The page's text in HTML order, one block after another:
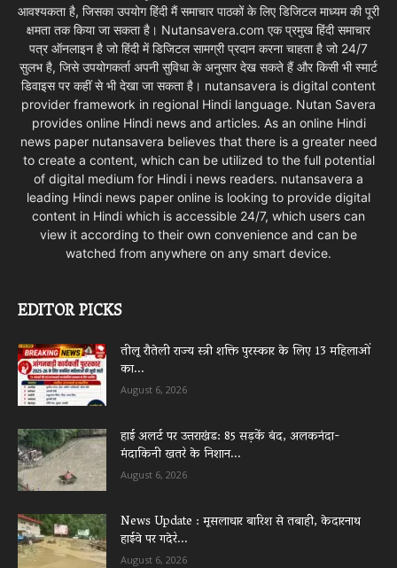
आवश्यकता है, जिसका उपयोग हिंदी मैं समाचार पाठकों के लिए डिजिटल माध्यम की पूरी
क्षमता तक किया जा सकता है। Nutansavera.com एक प्रमुख हिंदी समाचार
पत्र ऑनलाइन है जो हिंदी में डिजिटल सामग्री प्रदान करना चाहता है जो 24/7
सुलभ है, जिसे उपयोगकर्ता अपनी सुविधा के अनुसार देख सकते हैं और किसी भी स्मार्ट
डिवाइस पर कहीं से भी देखा जा सकता है। nutansavera is digital content
provider framework in regional Hindi language. Nutan Savera
provides online Hindi news and articles. As an online Hindi
news paper nutansavera believes that there is a greater need
to create a content, which can be utilized to the full potential
of digital medium for Hindi i news readers. nutansavera a
leading Hindi news paper online is looking to provide digital
content in Hindi which is accessible 24/7, which users can
view it according to their own convenience and can be
watched from anywhere on any smart device.
EDITOR PICKS
तीलू रौतेली राज्य स्त्री शक्ति पुरस्कार के लिए 13 महिलाओं
का...
August 6, 2026
हाई अलर्ट पर उत्तराखंड: 85 सड़कें बंद, अलकनंदा-
मंदाकिनी खतरे के निशान...
August 6, 2026
News Update : मूसलाधार बारिश से तबाही, केदारनाथ
हाईवे पर गदेरे...
August 6, 2026